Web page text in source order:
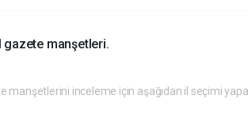
gazete manşetleri.
manşetlerini inceleme için aşağıdan il seçimi